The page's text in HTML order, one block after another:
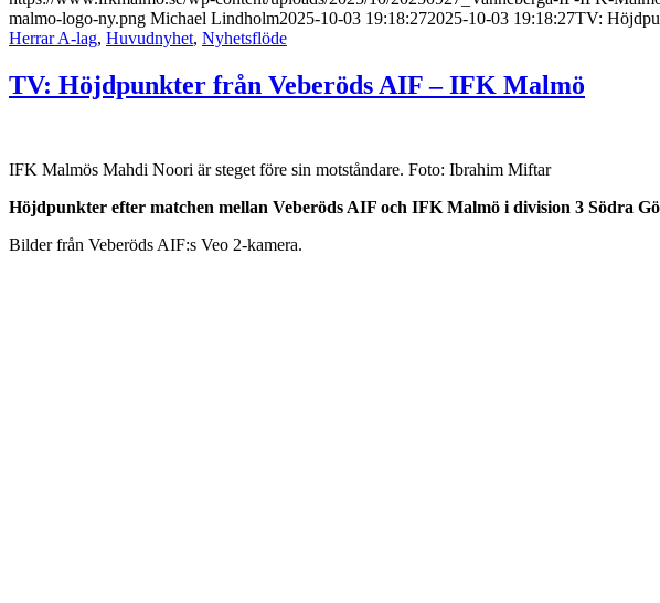
malmo-logo-ny.png Michael Lindholm2025-10-03 19:18:272025-10-03 19:18:27TV:
Herrar A-lag, Huvudnyhet, Nyhetsflöde
TV: Höjdpunkter från Veberöds AIF – IFK Malmö
IFK Malmös Mahdi Noori är steget före sin motståndare. Foto: Ibrahim Miftar
Höjdpunkter efter matchen mellan Veberöds AIF och IFK Malmö i division 3 Södra
Bilder från Veberöds AIF:s Veo 2-kamera.